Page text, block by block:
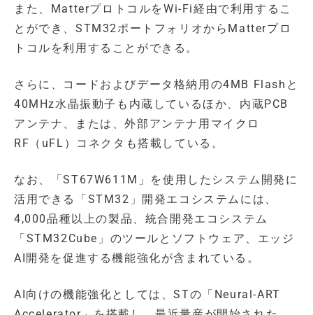
また、MatterプロトコルをWi-Fi経由で利用するこ
とができ、STM32ポートフォリオからMatterプロ
トコルを利用することができる。
さらに、コードおよびデータ格納用の4MB Flashと
40MHz水晶振動子も内蔵しているほか、内蔵PCB
アンテナ、または、外部アンテナ用マイクロ
RF（uFL）コネクタも搭載している。
なお、「ST67W611M」を使用したシステム開発に
活用できる「STM32」開発エコシステムには、
4,000品種以上の製品、統合開発エコシステム
「STM32Cube」のツールとソフトウェア、エッジ
AI開発を促進する機能強化が含まれている。
AI向けの機能強化としては、STの「Neural-ART